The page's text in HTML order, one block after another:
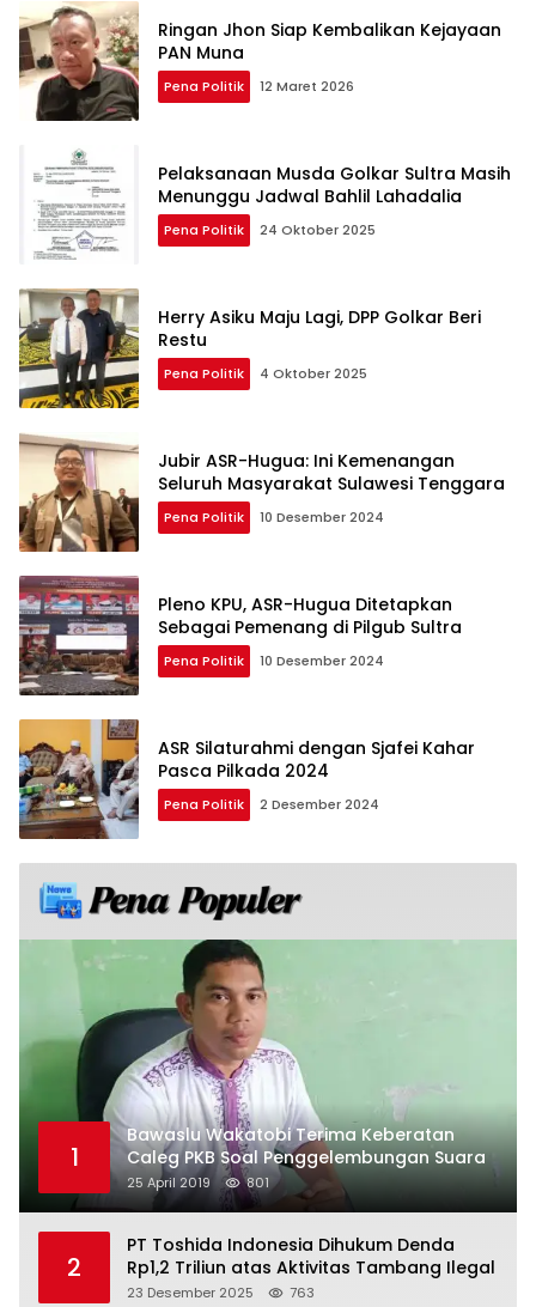
Ringan Jhon Siap Kembalikan Kejayaan
PAN Muna
Pena Politik 12 Maret 2026
Pelaksanaan Musda Golkar Sultra Masih
Menunggu Jadwal Bahlil Lahadalia
Pena Politik 24 Oktober 2025
Herry Asiku Maju Lagi, DPP Golkar Beri
Restu
Pena Politik 4 Oktober 2025
Jubir ASR-Hugua: Ini Kemenangan
Seluruh Masyarakat Sulawesi Tenggara
Pena Politik 10 Desember 2024
Pleno KPU, ASR-Hugua Ditetapkan
Sebagai Pemenang di Pilgub Sultra
Pena Politik 10 Desember 2024
ASR Silaturahmi dengan Sjafei Kahar
Pasca Pilkada 2024
Pena Politik 2 Desember 2024
1
Bawaslu Wakatobi Terima Keberatan
Caleg PKB Soal Penggelembungan Suara
25 April 2019 801
2
PT Toshida Indonesia Dihukum Denda
Rp1,2 Triliun atas Aktivitas Tambang Ilegal
23 Desember 2025 763